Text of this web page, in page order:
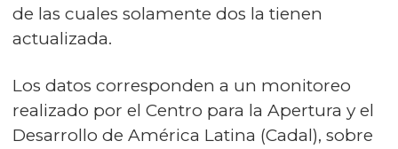
de las cuales solamente dos la tienen
actualizada.
Los datos corresponden a un monitoreo
realizado por el Centro para la Apertura y el
Desarrollo de América Latina (Cadal), sobre